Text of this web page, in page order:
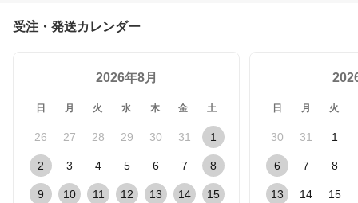
受注・発送カレンダー
2026年8月
日 月 火 水 木 金 土
26 27 28 29 30 31 1
2 3 4 5 6 7 8
9 10 11 12 13 14 15
日 月 火
30 31 1
6 7 8
13 14 15